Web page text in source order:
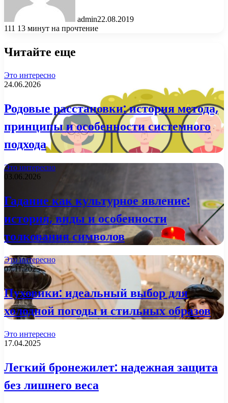
admin22.08.2019
111 13 минут на прочтение
Читайте еще
Это интересно
24.06.2026
Родовые расстановки: история метода,
принципы и особенности системного
подхода
Это интересно
03.06.2026
Гадание как культурное явление:
история, виды и особенности
толкования символов
Это интересно
07.11.2025
Пуховики: идеальный выбор для
холодной погоды и стильных образов
Это интересно
17.04.2025
Легкий бронежилет: надежная защита
без лишнего веса